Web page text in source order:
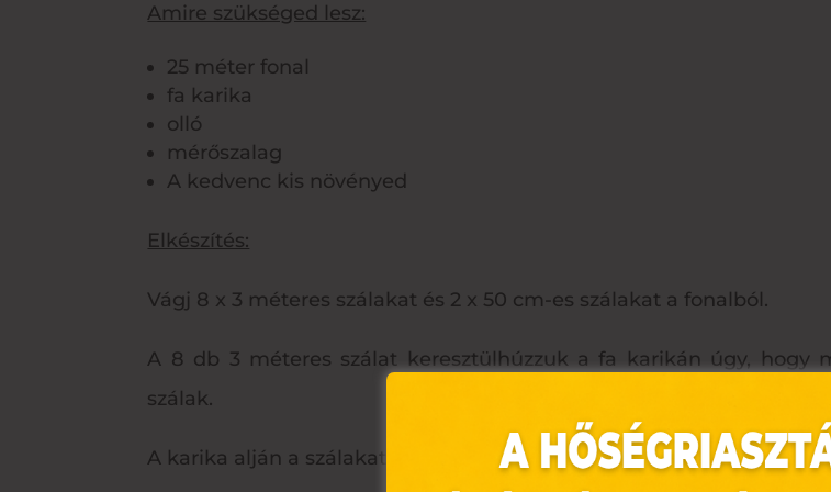
Amire szükséged lesz:
25 méter fonal
fa karika
olló
mérőszalag
A kedvenc kis növényed
Elkészítés:
Vágj 8 x 3 méteres szálakat és 2 x 50 cm-es szálakat a fonalból.
A 8 db 3 méteres szálat keresztülhúzzuk a fa karikán úgy, hogy
szálak.
A karika alján a szálakat egy úgynevezett wrap kötéssel fogjuk össze.